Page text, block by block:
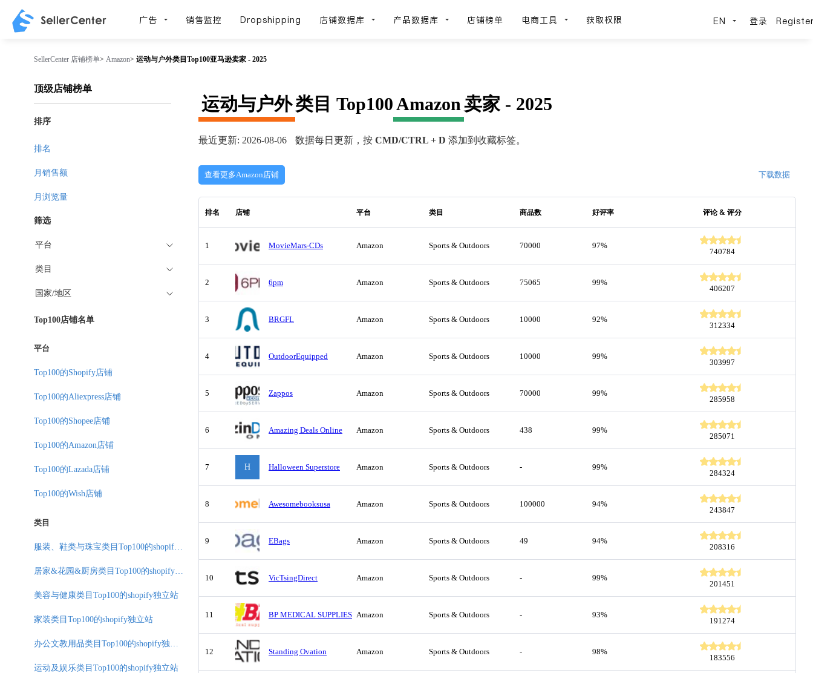
广告 销售监控 Dropshipping 店铺数据库 产品数据库 店铺榜单 电商工具 获取权限 EN 登录
SellerCenter 店铺榜单> Amazon> 运动与户外类目Top100亚马逊卖家 - 2025
运动与户外类目 Top100Amazon卖家 - 2025
最近更新: 2026-08-06 数据每日更新，按 CMD/CTRL + D 添加到收藏标签。
查看更多Amazon店铺 下载数据
排名 店铺 平台 类目 商品数 好评率 评论 & 评分
1 MovieMars-CDs Amazon Sports & Outdoors 70000 97%
740784
2 6pm Amazon Sports & Outdoors 75065 99%
406207
3 BRGFL Amazon Sports & Outdoors 10000 92%
312334
4 OutdoorEquipped Amazon Sports & Outdoors 10000 99%
303997
5 Zappos Amazon Sports & Outdoors 70000 99%
285958
6 Amazing Deals Online Amazon Sports & Outdoors 438 99%
285071
7 H Halloween Superstore Amazon Sports & Outdoors - 99%
284324
8 Awesomebooksusa Amazon Sports & Outdoors 100000 94%
243847
9 EBags Amazon Sports & Outdoors 49 94%
208316
10 VicTsingDirect Amazon Sports & Outdoors - 99%
201451
11 BP MEDICAL SUPPLIES Amazon Sports & Outdoors - 93%
191274
12 Standing Ovation Amazon Sports & Outdoors - 98%
183556
顶级店铺榜单
排序
排名
月销售额
月浏览量
筛选
平台
类目
国家/地区
Top100店铺名单
平台
Top100的Shopify店铺
Top100的Aliexpress店铺
Top100的Shopee店铺
Top100的Amazon店铺
Top100的Lazada店铺
Top100的Wish店铺
类目
美容与健康类目Top100的shopify独立站
家装类目Top100的shopify独立站
运动及娱乐类目Top100的shopify独立站